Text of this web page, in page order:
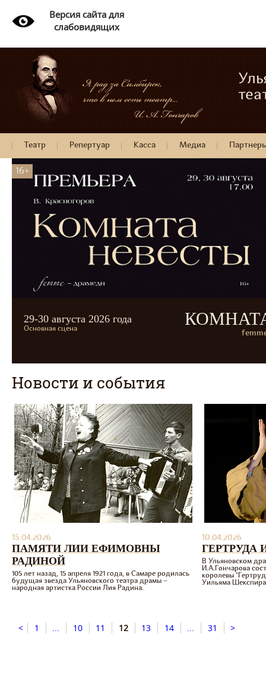
Версия сайта для
слабовидящих
Театр Репертуар Касса Медиа
16+
29-30 августа 2026 года
Основная сцена
Новости и события
15.04.2026
ПАМЯТИ ЛИИ ЕФИМОВНЫ
РАДИНОЙ
105 лет назад, 15 апреля 1921 года, в Самаре родилась
будущая звезда Ульяновского театра драмы –
народная артистка России Лия Радина.
10.04.2026
ГЕРТРУДА
В Ульяновском
И.А.Гончарова
королевы
Уильяма
< 1 ... 10 11 12 13 14 ... 31 >